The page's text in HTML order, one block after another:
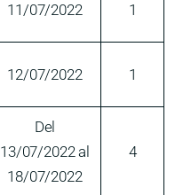
11/07/2022 1
12/07/2022 1
Del
13/07/2022 al
18/07/2022
4